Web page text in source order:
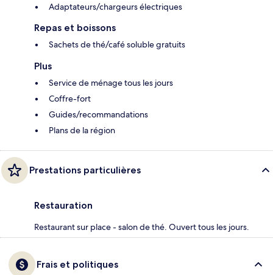
Adaptateurs/chargeurs électriques
Repas et boissons
Sachets de thé/café soluble gratuits
Plus
Service de ménage tous les jours
Coffre-fort
Guides/recommandations
Plans de la région
Prestations particulières
Restauration
Restaurant sur place - salon de thé. Ouvert tous les jours.
Frais et politiques